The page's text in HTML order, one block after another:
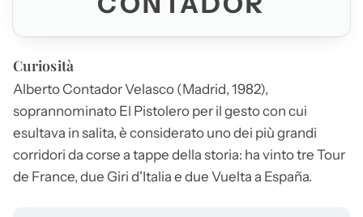
Curiosità
AlbertoContador Velasco (Madrid, 1982),
soprannominato El Pistolero per il gesto con cui
esultava in salita, è considerato uno dei più grandi
corridori da corse a tappe della storia: ha vinto tre Tour
de France, due Giri d'Italia e due Vuelta a España.